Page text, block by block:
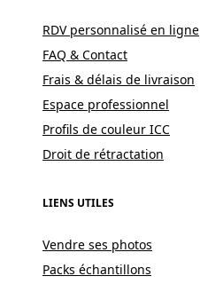
RDV personnalisé en ligne
FAQ & Contact
Frais & délais de livraison
Espace professionnel
Profils de couleur ICC
Droit de rétractation
LIENS UTILES
Vendre ses photos
Packs échantillons